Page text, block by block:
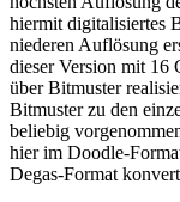
hiermit digitalisiertes
niederen Auflösung
dieser Version mit 16
über Bitmuster
Bitmuster zu den
beliebig
hier im Doodle-
Degas-Format